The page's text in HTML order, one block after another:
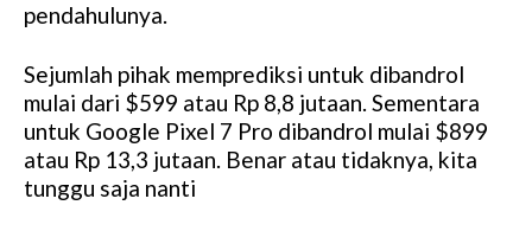
pendahulunya.
Sejumlah pihak memprediksi untuk dibandrol
mulai dari $599 atau Rp 8,8 jutaan. Sementara
untuk Google Pixel 7 Pro dibandrol mulai $899
atau Rp 13,3 jutaan. Benar atau tidaknya, kita
tunggu saja nanti